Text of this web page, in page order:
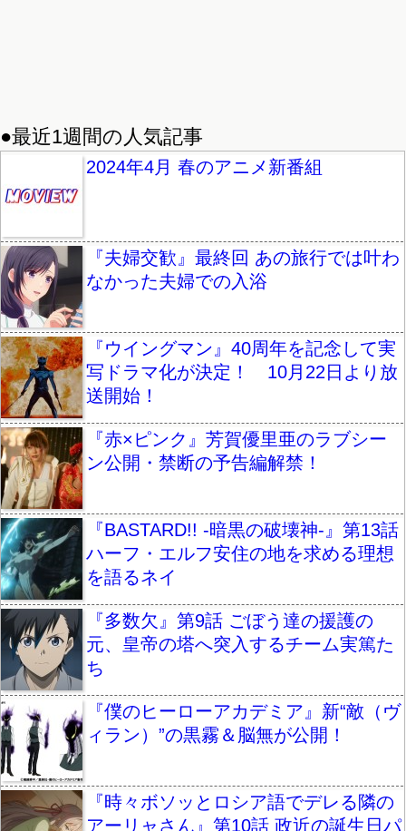
●最近1週間の人気記事
2024年4月 春のアニメ新番組
『夫婦交歓』最終回 あの旅行では叶わ
なかった夫婦での入浴
『ウイングマン』40周年を記念して実
写ドラマ化が決定！ 10月22日より放
送開始！
『赤×ピンク』芳賀優里亜のラブシー
ン公開・禁断の予告編解禁！
『BASTARD!! -暗黒の破壊神-』第13話
ハーフ・エルフ安住の地を求める理想
を語るネイ
『多数欠』第9話 ごぼう達の援護の
元、皇帝の塔へ突入するチーム実篤た
ち
『僕のヒーローアカデミア』新“敵（ヴ
ィラン）”の黒霧＆脳無が公開！
『時々ボソッとロシア語でデレる隣の
アーリャさん』第10話 政近の誕生日パ